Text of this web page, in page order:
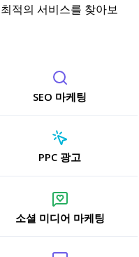
적의 서비스를 찾아보
SEO 마케팅
PPC 광고
소셜 미디어 마케팅